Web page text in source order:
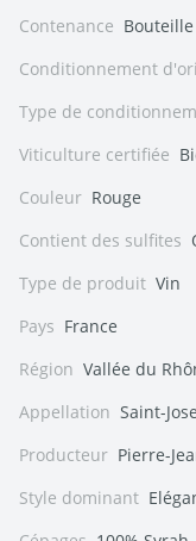
Contenance
Conditionnement
Type de
Viticulture certifiée
Couleur Rouge
Contient des sulfites
Type de produit Vin
Pays France
Région Vallée du
Appellation Saint-
Producteur Pierre-
Style dominant